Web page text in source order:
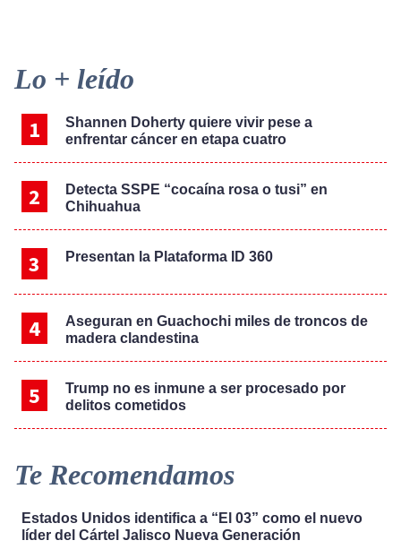
Primary
Sidebar
Lo + leído
Shannen Doherty quiere vivir pese a
enfrentar cáncer en etapa cuatro
Detecta SSPE “cocaína rosa o tusi” en
Chihuahua
Presentan la Plataforma ID 360
Aseguran en Guachochi miles de troncos de
madera clandestina
Trump no es inmune a ser procesado por
delitos cometidos
Te Recomendamos
Estados Unidos identifica a “El 03” como el nuevo
líder del Cártel Jalisco Nueva Generación